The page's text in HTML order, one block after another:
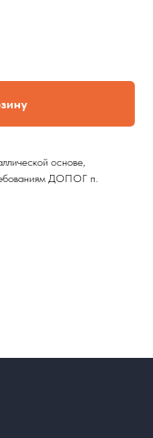
основе,
ДОПОГ п.